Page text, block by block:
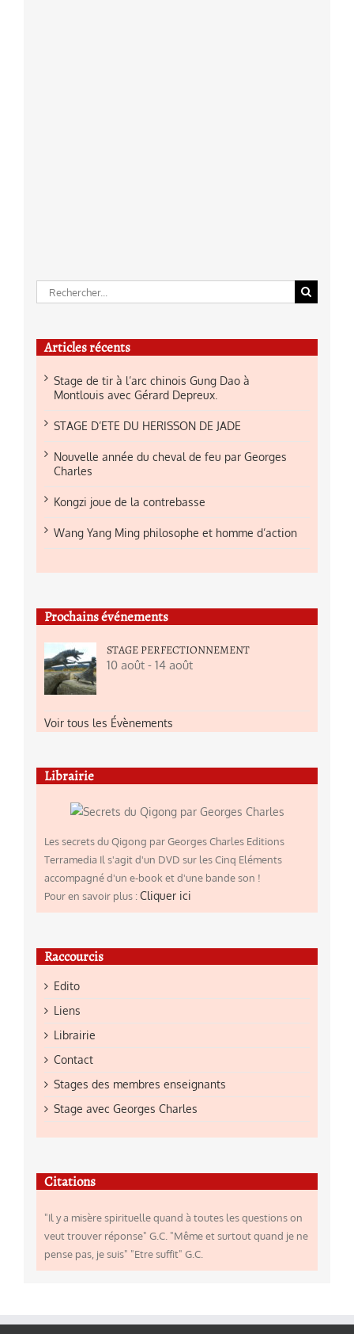
Rechercher:
Articles récents
Stage de tir à l’arc chinois Gung Dao à
Montlouis avec Gérard Depreux.
STAGE D’ETE DU HERISSON DE JADE
Nouvelle année du cheval de feu par Georges
Charles
Kongzi joue de la contrebasse
Wang Yang Ming philosophe et homme d’action
Prochains événements
STAGE PERFECTIONNEMENT
10 août- 14 août
Voir tous les Évènements
Librairie
Les secrets du Qigong par Georges Charles Editions
Terramedia Il s'agit d'un DVD sur les Cinq Eléments
accompagné d'un e-book et d'une bande son !
Pour en savoir plus :Cliquer ici
Raccourcis
Edito
Liens
Librairie
Contact
Stages des membres enseignants
Stage avec Georges Charles
Citations
"Il y a misère spirituelle quand à toutes les questions on
veut trouver réponse" G.C. "Même et surtout quand je ne
pense pas, je suis" "Etre suffit" G.C.